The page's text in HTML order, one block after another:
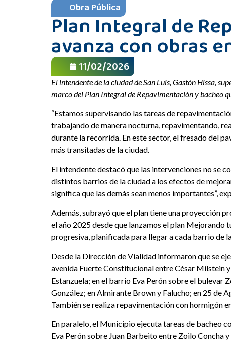
Obra Pública
Plan Integral de
avanza con obras
11/02/2026
El intendente de la ciudad de San Luis, Gastón Hissa,
marco del Plan Integral de Repavimentación y bacheo
“Estamos supervisando las tareas de
trabajando de manera nocturna, repavimentando,
durante la recorrida. En este sector, el fresado del
más transitadas de la ciudad.
El intendente destacó que las intervenciones no se
distintos barrios de la ciudad a los efectos de
significa que las demás sean menos importantes”,
Además, subrayó que el plan tiene una proyección
el año 2025 desde que lanzamos el plan Mejorando
progresiva, planificada para llegar a cada barrio de
Desde la Dirección de Vialidad informaron que se
avenida Fuerte Constitucional entre César Milstein
Estanzuela; en el barrio Eva Perón sobre el
González; en Almirante Brown y Falucho; en 25 de
También se realiza repavimentación con hormigón
En paralelo, el Municipio ejecuta tareas de bacheo
Eva Perón sobre Juan Barbeito entre Zoilo Concha